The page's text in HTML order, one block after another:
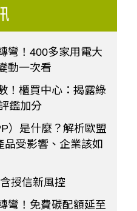
彎！400多家用電大
動一次看
！櫃買中心：揭露綠
鑑加分
）是什麼？解析歐盟
品受影響、企業該如
授信新風控
彎！免費碳配額延至